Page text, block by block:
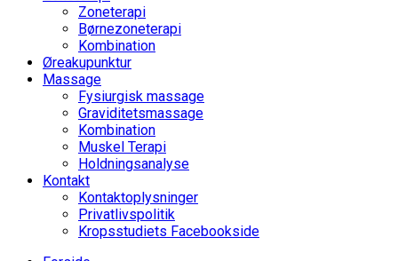
Zoneterapi
Børnezoneterapi
Kombination
Øreakupunktur
Massage
Fysiurgisk massage
Graviditetsmassage
Kombination
Muskel Terapi
Holdningsanalyse
Kontakt
Kontaktoplysninger
Privatlivspolitik
Kropsstudiets Facebookside